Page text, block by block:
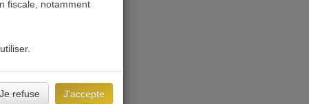
fiscale, notamment
Je refuse J'accepte